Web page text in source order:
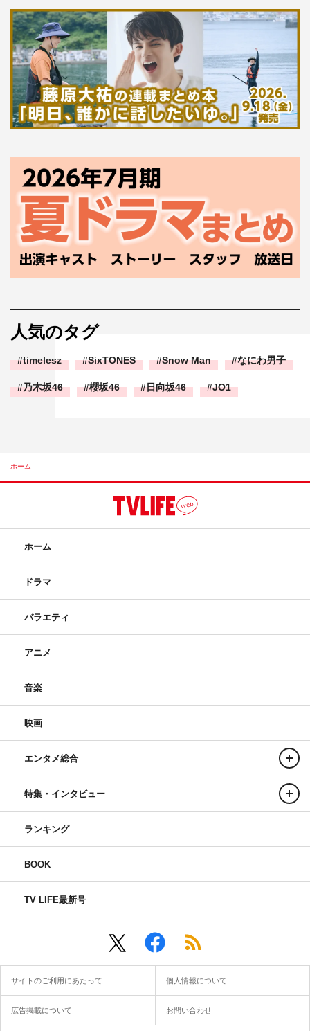
人気のタグ
timelesz SixTONES Snow Man なにわ男子
乃木坂46 櫻坂46 日向坂46 JO1
ホーム
ホーム
ドラマ
バラエティ
アニメ
音楽
映画
エンタメ総合
特集・インタビュー
ランキング
BOOK
TV LIFE最新号
サイトのご利用にあたって 個人情報について
広告掲載について お問い合わせ